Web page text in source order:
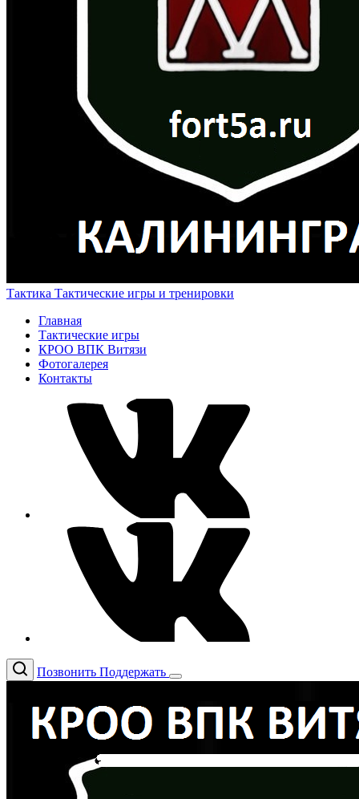
Тактика Тактические игры и тренировки
Главная
Тактические игры
КРОО ВПК Витязи
Фотогалерея
Контакты
Позвонить Поддержать